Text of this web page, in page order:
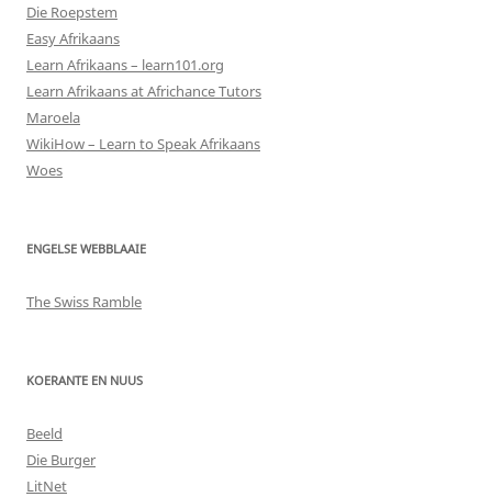
Die Roepstem
Easy Afrikaans
Learn Afrikaans – learn101.org
Learn Afrikaans at Africhance Tutors
Maroela
WikiHow – Learn to Speak Afrikaans
Woes
ENGELSE WEBBLAAIE
The Swiss Ramble
KOERANTE EN NUUS
Beeld
Die Burger
LitNet